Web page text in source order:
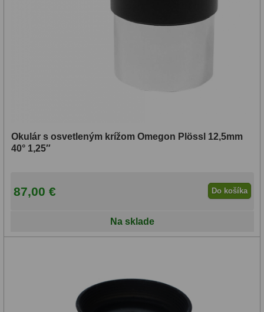
Okulár s osvetleným krížom Omegon Plössl 12,5mm
40° 1,25″
87,00 € Do košíka
Na sklade